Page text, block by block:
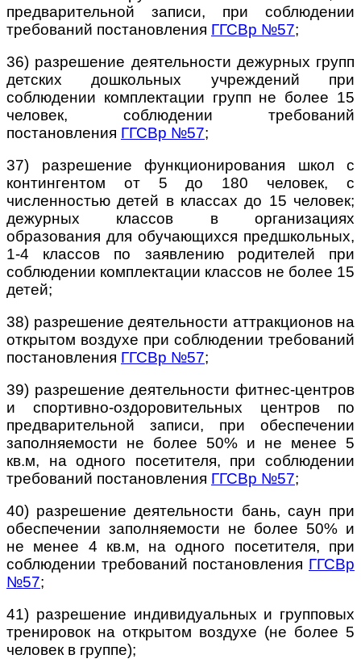
предварительной записи, при соблюдении
требований постановления ГГСВр №57;
36) разрешение деятельности дежурных групп
детских дошкольных учреждений при
соблюдении комплектации групп не более 15
человек, соблюдении требований
постановления ГГСВр №57;
37) разрешение функционирования школ с
контингентом от 5 до 180 человек, с
численностью детей в классах до 15 человек;
дежурных классов в организациях
образования для обучающихся предшкольных,
1-4 классов по заявлению родителей при
соблюдении комплектации классов не более 15
детей;
38) разрешение деятельности аттракционов на
открытом воздухе при соблюдении требований
постановления ГГСВр №57;
39) разрешение деятельности фитнес-центров
и спортивно-оздоровительных центров по
предварительной записи, при обеспечении
заполняемости не более 50% и не менее 5
кв.м, на одного посетителя, при соблюдении
требований постановления ГГСВр №57;
40) разрешение деятельности бань, саун при
обеспечении заполняемости не более 50% и
не менее 4 кв.м, на одного посетителя, при
соблюдении требований постановления ГГСВр
№57;
41) разрешение индивидуальных и групповых
тренировок на открытом воздухе (не более 5
человек в группе);